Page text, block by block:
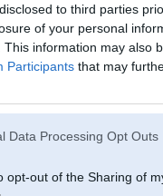
to third parties
of your personal
This information may also
Participants that may
Data Processing Opt Outs
opt-out of the Sharing of
e91 vajag pa